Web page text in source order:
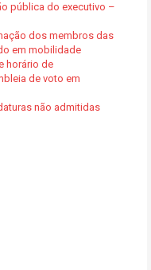
pública do executivo –
dos membros das
em mobilidade
horário de
de voto em
não admitidas